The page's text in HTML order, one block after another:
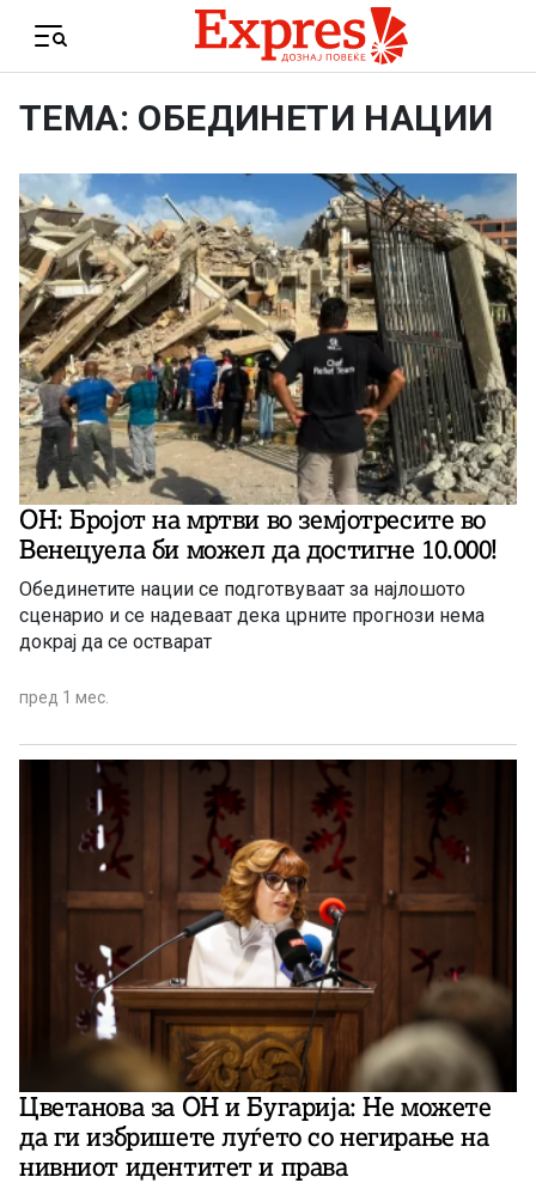
Menu
ТЕМА: ОБЕДИНЕТИ НАЦИИ
ОН: Бројот на мртви во земјотресите во
Венецуела би можел да достигне 10.000!
Обединетите нации се подготвуваат за најлошото
сценарио и се надеваат дека црните прогнози нема
докрај да се остварат
пред 1 мес.
Цветанова за ОН и Бугарија: Не можете
да ги избришете луѓето со негирање на
нивниот идентитет и права